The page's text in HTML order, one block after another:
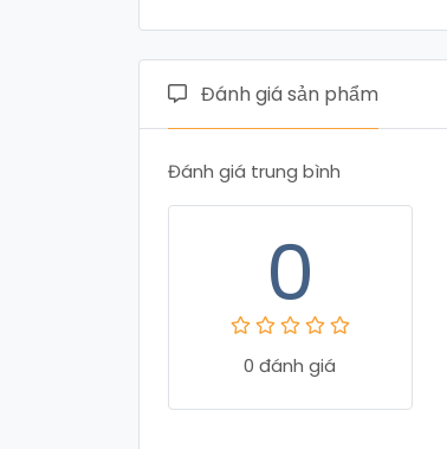
Đánh giá sản phẩm
Đánh giá trung bình
0
0 đánh giá